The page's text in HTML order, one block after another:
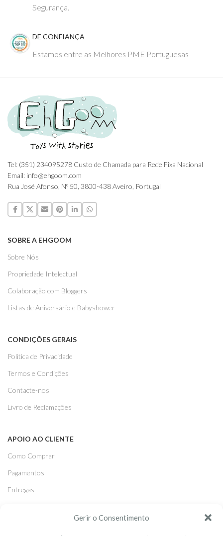
Gerir o Consentimento
Segurança.
DE CONFIANÇA
Estamos entre as Melhores PME Portuguesas
Tel: (351) 234095278 Custo de Chamada para Rede Fixa Nacional
Email: info@ehgoom.com
Rua José Afonso, Nº 50, 3800-438 Aveiro, Portugal
SOBRE A EHGOOM
Sobre Nós
Propriedade Intelectual
Colaboração com Bloggers
Listas de Aniversário e Babyshower
CONDIÇÕES GERAIS
Politica de Privacidade
Termos e Condições
Contacte-nos
Livro de Reclamações
APOIO AO CLIENTE
Como Comprar
Pagamentos
Entregas